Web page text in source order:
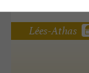
Lées-Athas